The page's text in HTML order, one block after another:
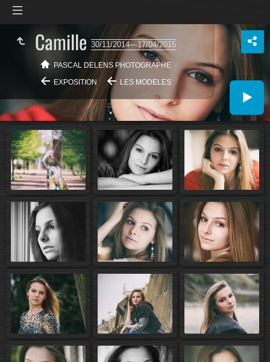
Camille 30/11/2014—17/04/2015
PASCAL DELENS PHOTOGRAPHE
EXPOSITION
LES MODELES